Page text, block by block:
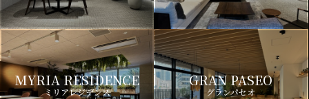
MYRIA RESIDENCE
ミリアレジデンス
GRAN PASEO
グランパセオ